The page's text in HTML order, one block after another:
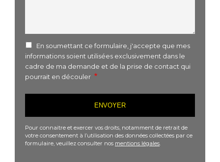
En soumettant ce formulaire, j'accepte que mes
informations soient utilisées exclusivement dans le
cadre de ma demande et de la prise de contact qui
pourrait en découler
Pour connaitre et exercer vos droits, notamment de retrait de
votre consentement à l’utilisation des données collectées par ce
formulaire, veuillez consulter nos mentions légales